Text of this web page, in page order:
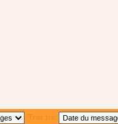
Trier par